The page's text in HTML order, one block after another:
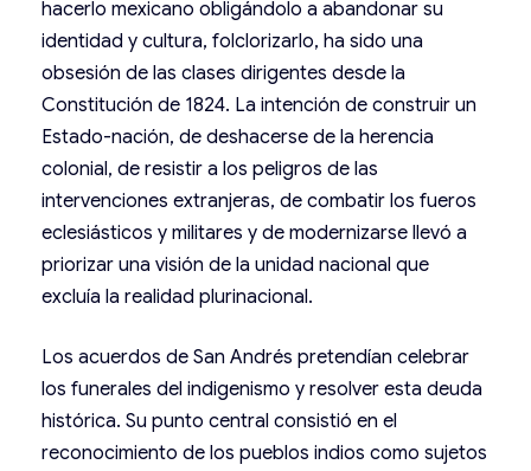
hacerlo mexicano obligándolo a abandonar su
identidad y cultura, folclorizarlo, ha sido una
obsesión de las clases dirigentes desde la
Constitución de 1824. La intención de construir un
Estado-nación, de deshacerse de la herencia
colonial, de resistir a los peligros de las
intervenciones extranjeras, de combatir los fueros
eclesiásticos y militares y de modernizarse llevó a
priorizar una visión de la unidad nacional que
excluía la realidad plurinacional.
Los acuerdos de San Andrés pretendían celebrar
los funerales del indigenismo y resolver esta deuda
histórica. Su punto central consistió en el
reconocimiento de los pueblos indios como sujetos